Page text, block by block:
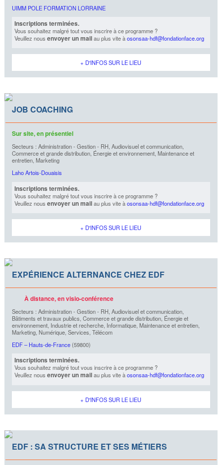
UIMM POLE FORMATION LORRAINE
Inscriptions terminées.
Vous souhaitez malgré tout vous inscrire à ce programme ?
Veuillez nous envoyer un mailau plus vite àosonsaa-hdf@fondationface.org
+ D'INFOS SUR LE LIEU
JOB COACHING
Sur site, en présentiel
Secteurs : Administration - Gestion - RH, Audiovisuel et communication,
Commerce et grande distribution, Énergie et environnement, Maintenance et
entretien, Marketing
Laho Artois-Douaisis
Inscriptions terminées.
Vous souhaitez malgré tout vous inscrire à ce programme ?
Veuillez nous envoyer un mailau plus vite àosonsaa-hdf@fondationface.org
+ D'INFOS SUR LE LIEU
EXPÉRIENCE ALTERNANCE CHEZ EDF
À distance, en visio-conférence
Secteurs : Administration - Gestion - RH, Audiovisuel et communication,
Bâtiments et travaux publics, Commerce et grande distribution, Énergie et
environnement, Industrie et recherche, Informatique, Maintenance et entretien,
Marketing, Numérique, Services, Télécom
EDF – Hauts-de-France (59800)
Inscriptions terminées.
Vous souhaitez malgré tout vous inscrire à ce programme ?
Veuillez nous envoyer un mailau plus vite àosonsaa-hdf@fondationface.org
+ D'INFOS SUR LE LIEU
EDF : SA STRUCTURE ET SES MÉTIERS